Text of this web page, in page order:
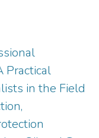
Practical
in the Field